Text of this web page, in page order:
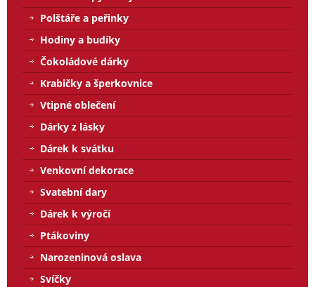
Polštáře a peřinky
Hodiny a budíky
Čokoládové dárky
Krabičky a šperkovnice
Vtipné oblečení
Dárky z lásky
Dárek k svátku
Venkovní dekorace
Svatební dary
Dárek k výročí
Ptákoviny
Narozeninová oslava
Svíčky